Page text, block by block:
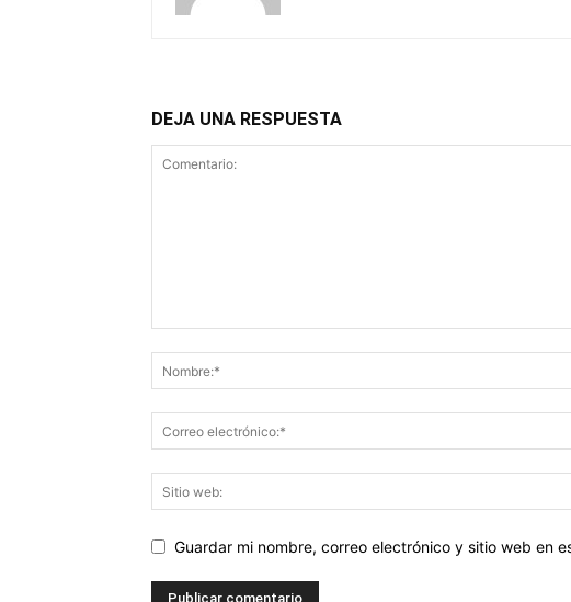
DEJA UNA RESPUESTA
Guardar mi nombre, correo electrónico y sitio web en